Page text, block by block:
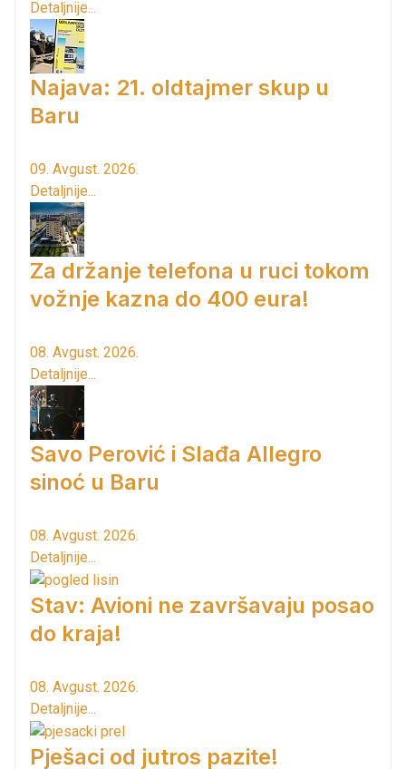
Detaljnije...
Najava: 21. oldtajmer skup u
Baru
09. Avgust. 2026.
Detaljnije...
Za držanje telefona u ruci tokom
vožnje kazna do 400 eura!
08. Avgust. 2026.
Detaljnije...
Savo Perović i Slađa Allegro
sinoć u Baru
08. Avgust. 2026.
Detaljnije...
Stav: Avioni ne završavaju posao
do kraja!
08. Avgust. 2026.
Detaljnije...
Pješaci od jutros pazite!